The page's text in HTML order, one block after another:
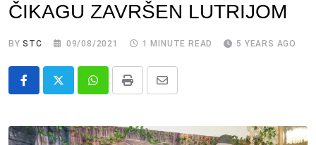
ČIKAGU ZAVRŠEN LUTRIJOM
BYSTC 09/08/2021 1 MINUTE READ 5 YEARS AGO
Whatsapp
Print
Share
Email